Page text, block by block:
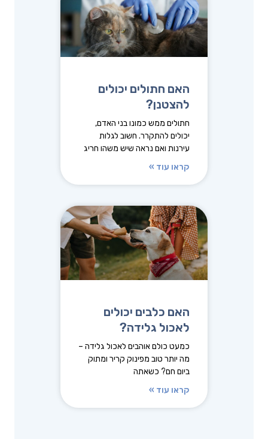
האם חתולים יכולים
להצטנן?
חתולים ממש כמונו בני האדם,
יכולים להתקרר. חשוב לגלות
עירנות ואם נראה שיש משהו חריג
קראו עוד »
האם כלבים יכולים
לאכול גלידה?
כמעט כולם אוהבים לאכול גלידה –
מה יותר טוב מפינוק קריר ומתוק
ביום חם? כשאתה
קראו עוד »